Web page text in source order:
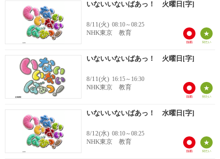
いないいないばあっ！ 火曜日[字]
8/11(火) 08:10～08:25
NHK東京 教育
いないいないばあっ！ 火曜日[字]
8/11(火) 16:15～16:30
NHK東京 教育
いないいないばあっ！ 水曜日[字]
8/12(水) 08:10～08:25
NHK東京 教育